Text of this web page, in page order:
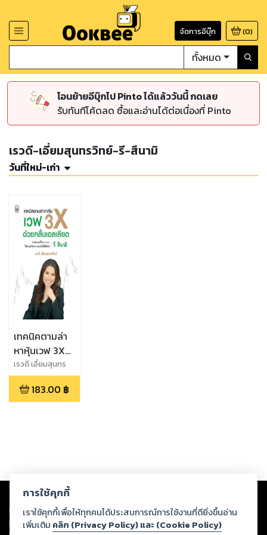
จัดการอีบุ๊ก (0)
ทั้งหมด
โอนย้ายอีบุ๊กไป Pinto ได้แล้ววันนี้ กดเลย
รับทันทีโค้ดลด ซื้อและอ่านได้ต่อเนื่องที่ Pinto
เรวดี-เอี่ยมสุนทรวิทย์-รี-สึนามิ
วันที่ใหม่-เก่า
เทคนิคตามล่า
หาหุ้นเวฟ 3X
ด้วยคลื่นเอล
เลียต
เรวดี เอี่ยมสุนทร
วิทย์ (รี สึนามิ)
183.00 ฿
Copyright © 2026
ต่อผลงานหรือเนื้อหาใดที่อัปโหลดผ่านเว็บไซต์และปรากฏว่าละเมิดสิทธิใน
ทรัพย์สินทางปัญญาของบุคคลอื่นหรือขัดต่อกฎหมายและศีลธรรม ดังนั้น ผู้อ่าน
ทุกท่านโปรดใช้วิจารณญาณในการกลั่นกรองด้วยตนเอง และหากท่านพบว่าส่วน
การใช้คุกกี้
เราใช้คุกกี้เพื่อให้ทุกคนได้ประสบการณ์การใช้งานที่ดียิ่งขึ้นอ่าน
เพิ่มเติม คลิก (Privacy Policy) และ (Cookie Policy)